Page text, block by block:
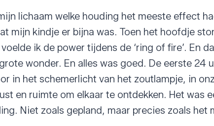
lichaam welke houding het meeste effect
mijn kindje er bijna was. Toen het hoofdje
ik de power tijdens de ‘ring of fire’. En
wonder. En alles was goed. De eerste 24
in het schemerlicht van het zoutlampje, in
en ruimte om elkaar te ontdekken. Het was
Niet zoals gepland, maar precies zoals het